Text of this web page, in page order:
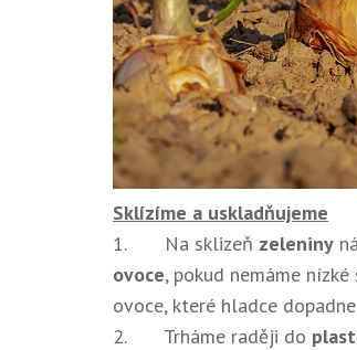
Sklízíme a uskladňujeme
1. Na sklizeň zeleniny
ovoce, pokud nemáme
ovoce, které hladce
2. Trháme raději do